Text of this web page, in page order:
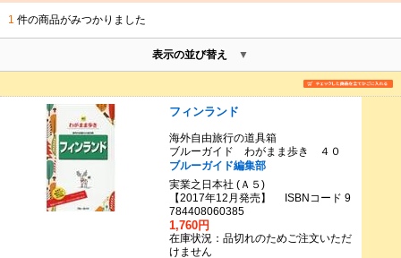
1 件の商品がみつかりました
表示の並び替え
フィンランド
海外自由旅行の道具箱
ブルーガイド わがまま歩き ４０
ブルーガイド編集部
実業之日本社 (Ａ５)
【2017年12月発売】 ISBNコード 9
784408060385
1,760円
在庫状況：品切れのためご注文いただ
けません